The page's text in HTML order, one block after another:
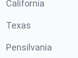
California
Texas
Pensilvania